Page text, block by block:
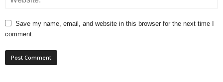
Save my name, email, and website in this browser for the next time I
comment.